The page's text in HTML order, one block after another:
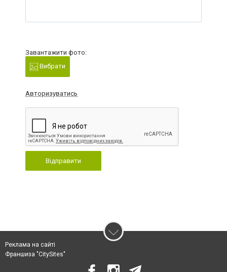
Завантажити фото:
Вибрати
Авторизуватись
Відправити
Реклама на сайті
Франшиза "CitySites"